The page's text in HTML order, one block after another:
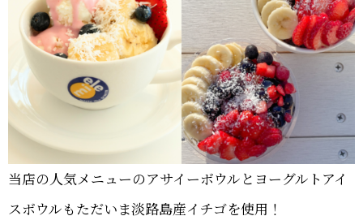
当店の人気メニューのアサイーボウルとヨーグルトアイ
スボウルもただいま淡路島産イチゴを使用！